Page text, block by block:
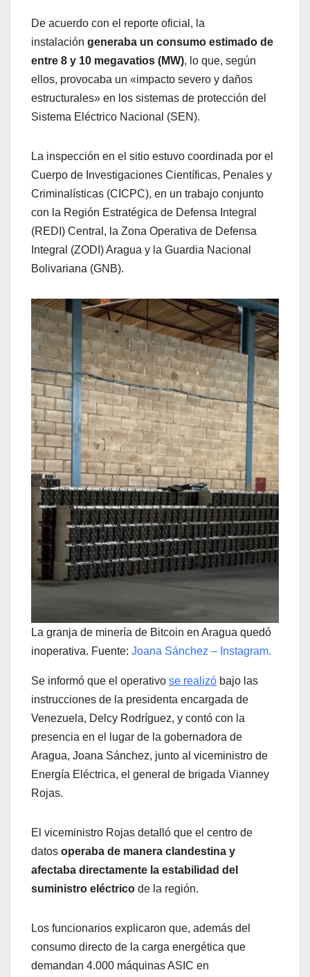
De acuerdo con el reporte oficial, la
instalación generaba un consumo estimado de
entre 8 y 10 megavatios (MW), lo que, según
ellos, provocaba un «impacto severo y daños
estructurales» en los sistemas de protección del
Sistema Eléctrico Nacional (SEN).
La inspección en el sitio estuvo coordinada por el
Cuerpo de Investigaciones Científicas, Penales y
Criminalísticas (CICPC), en un trabajo conjunto
con la Región Estratégica de Defensa Integral
(REDI) Central, la Zona Operativa de Defensa
Integral (ZODI) Aragua y la Guardia Nacional
Bolivariana (GNB).
La granja de minería de Bitcoin en Aragua quedó
inoperativa. Fuente: Joana Sánchez – Instagram.
Se informó que el operativo se realizó bajo las
instrucciones de la presidenta encargada de
Venezuela, Delcy Rodríguez, y contó con la
presencia en el lugar de la gobernadora de
Aragua, Joana Sánchez, junto al viceministro de
Energía Eléctrica, el general de brigada Vianney
Rojas.
El viceministro Rojas detalló que el centro de
datos operaba de manera clandestina y
afectaba directamente la estabilidad del
suministro eléctrico de la región.
Los funcionarios explicaron que, además del
consumo directo de la carga energética que
demandan 4.000 máquinas ASIC en